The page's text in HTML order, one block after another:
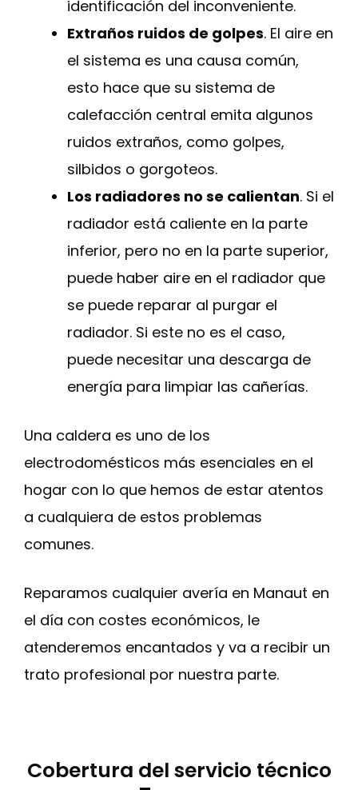
identificación del inconveniente.
Extraños ruidos de golpes. El aire en
el sistema es una causa común,
esto hace que su sistema de
calefacción central emita algunos
ruidos extraños, como golpes,
silbidos o gorgoteos.
Los radiadores no se calientan. Si el
radiador está caliente en la parte
inferior, pero no en la parte superior,
puede haber aire en el radiador que
se puede reparar al purgar el
radiador. Si este no es el caso,
puede necesitar una descarga de
energía para limpiar las cañerías.
Una caldera es uno de los
electrodomésticos más esenciales en el
hogar con lo que hemos de estar atentos
a cualquiera de estos problemas
comunes.
Reparamos cualquier avería en Manaut en
el día con costes económicos, le
atenderemos encantados y va a recibir un
trato profesional por nuestra parte.
Cobertura del servicio técnico